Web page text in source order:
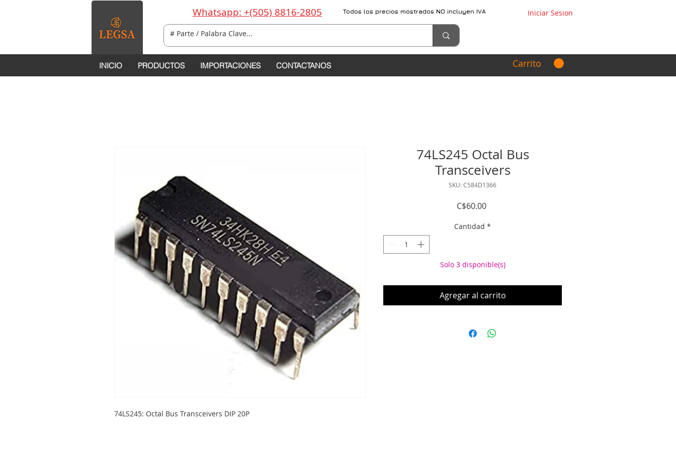
Whatsapp: +(505) 8816-2805 Todos los precios mostrados NO incluyen IVA Iniciar Sesion
INICIO PRODUCTOS IMPORTACIONES CONTACTANOS Carrito
74LS245: Octal Bus Transceivers DIP 20P
74LS245 Octal Bus
Transceivers
SKU: C584D1366
C$60.00Precio
Cantidad *
Solo 3 disponible(s)
Agregar al carrito